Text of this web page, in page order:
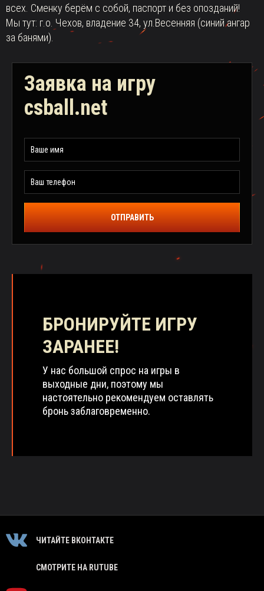
всех. Сменку берём с собой, паспорт и без опозданий!
Мы тут: г.о. Чехов, владение 34, ул.Весенняя (синий ангар
за банями).
Заявка на игру
csball.net
ОТПРАВИТЬ
БРОНИРУЙТЕ ИГРУ
ЗАРАНЕЕ!
У нас большой спрос на игры в
выходные дни, поэтому мы
настоятельно рекомендуем оставлять
бронь заблаговременно.
ЧИТАЙТЕ ВКОНТАКТЕ
СМОТРИТЕ НА RUTUBE